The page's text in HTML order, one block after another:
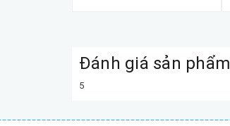
Đánh giá sản phẩm
5